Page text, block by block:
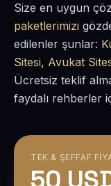
Size en uygun
paketlerimizi
edilenler şunlar:
Sitesi, Avukat
Ücretsiz teklif
faydalı rehberler
TEK & ŞEFFAF